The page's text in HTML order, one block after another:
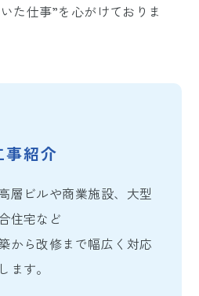
た仕事”を心がけておりま
事紹介
層ビルや商業施設、大型
住宅など
から改修まで幅広く対応
します。